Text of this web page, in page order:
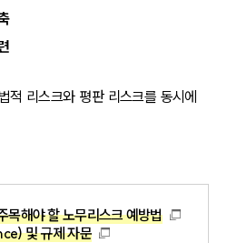
적 리스크와 평판 리스크를 동시에
목해야 할 노무리스크 예방법
및 규제 자문